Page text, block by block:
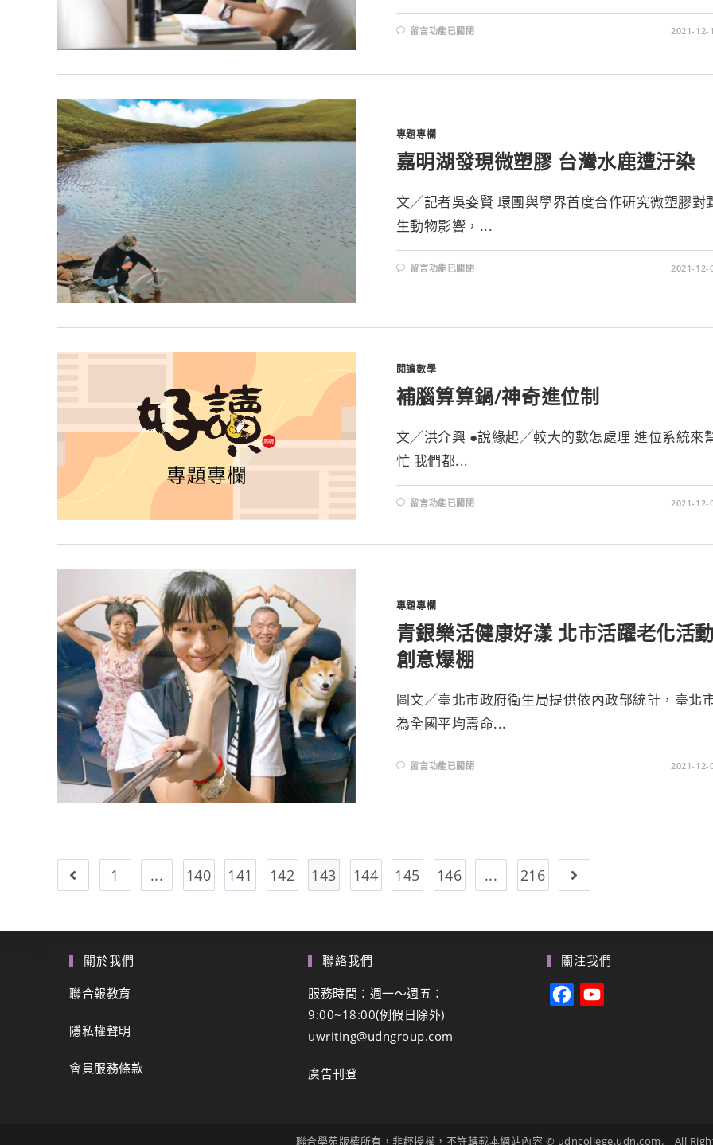
留言功能已關閉 2021-12-
專題專欄
嘉明湖發現微塑膠 台灣水鹿遭汙染
文╱記者吳姿賢 環團與學界首度合作研究微塑膠對
生動物影響，...
留言功能已關閉 2021-12-
閱讀數學
補腦算算鍋/神奇進位制
文╱洪介興 ●說緣起╱較大的數怎處理 進位系統來
忙 我們都...
留言功能已關閉 2021-12-
專題專欄
青銀樂活健康好漾 北市活躍老化活
創意爆棚
圖文／臺北市政府衛生局提供依內政部統計，臺北
為全國平均壽命...
留言功能已關閉 2021-12-
1 ... 140 141 142 143 144 145 146 ... 216
關於我們
聯合報教育
隱私權聲明
會員服務條款
聯絡我們
服務時間：週一～週五：
9:00~18:00(例假日除外)
uwriting@udngroup.com
廣告刊登
關注我們
o
e
聯合學苑版權所有，非經授權，不許轉載本網站內容 © udncollege.udn.com. All